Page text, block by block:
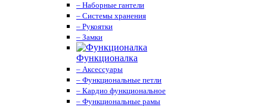
– Наборные гантели
– Системы хранения
– Рукоятки
– Замки
Функционалка
– Аксессуары
– Функциональные петли
– Кардио функциональное
– Функциональные рамы